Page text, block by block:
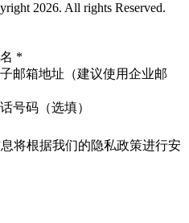
2026. All rights Reserved.
*
邮箱地址（建议使用企业邮
号码（选填）
将根据我们的隐私政策进行安